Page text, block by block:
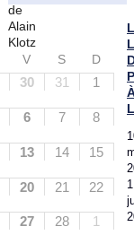
1
V S D
30 31 1
6 7 8
13 14 15
20 21 22
27 28 1
de
Alain
Klotz
Astrophysicien
à
l'IRAP
et
de